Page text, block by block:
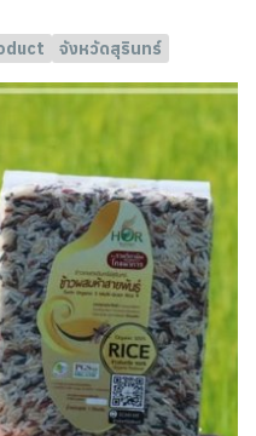
จังหวัดสุรินทร์